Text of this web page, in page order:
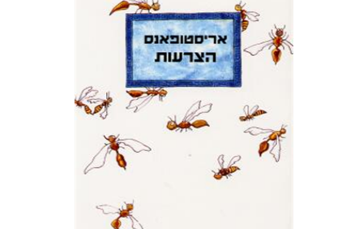
אריסטופאנס
דבורה גילולה
זיוה כספי